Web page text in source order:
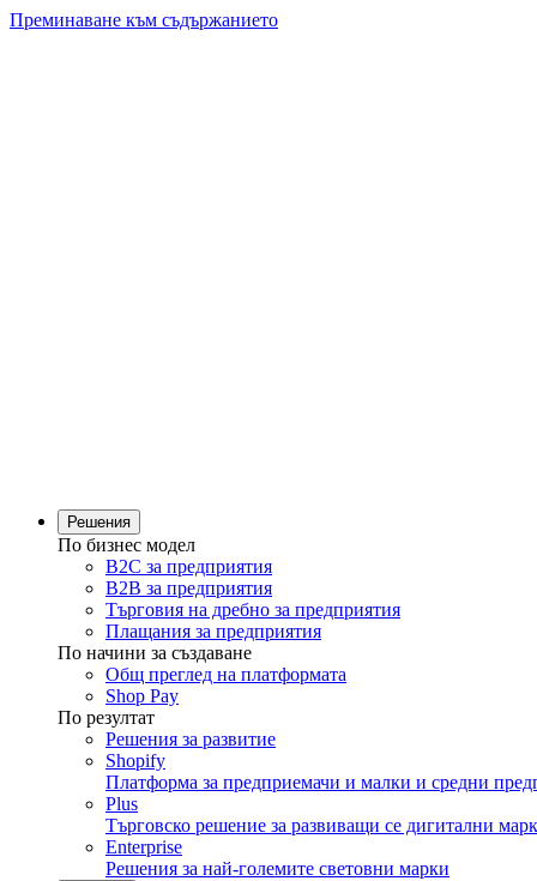
Преминаване към съдържанието
Решения
По бизнес модел
B2C за предприятия
B2B за предприятия
Търговия на дребно за предприятия
Плащания за предприятия
По начини за създаване
Общ преглед на платформата
Shop Pay
По резултат
Решения за развитие
Shopify
Платформа за предприемачи и малки и средни
Plus
Търговско решение за развиващи се дигитални
Enterprise
Решения за най-големите световни марки